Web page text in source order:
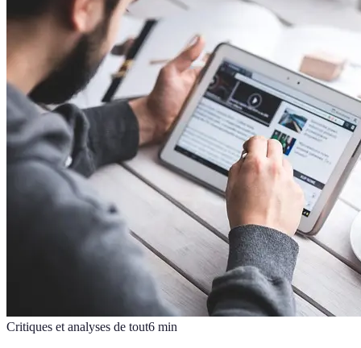
Critiques et analyses de tout6 min